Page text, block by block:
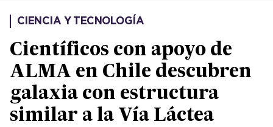
CIENCIA Y TECNOLOGÍA
Científicos con apoyo de
ALMA en Chile descubren
galaxia con estructura
similar a la Vía Láctea